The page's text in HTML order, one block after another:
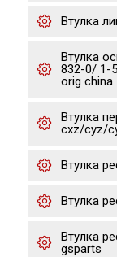
Втулка
Втулка
832-0/ 1-
orig china
Втулка
cxz/cyz/
Втулка
Втулка
Втулка
gsparts